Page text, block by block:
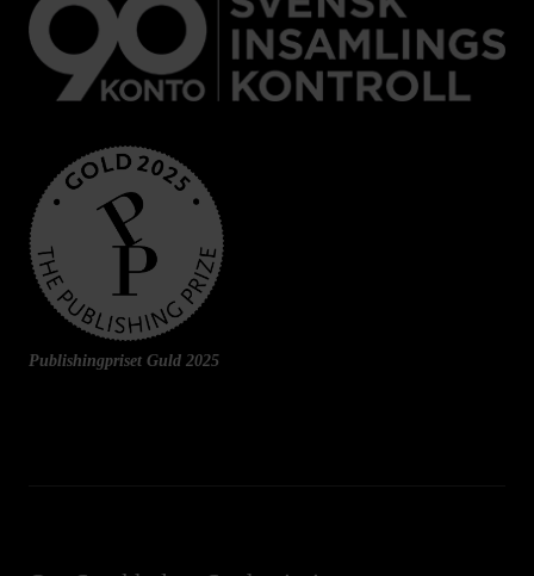
Publishingpriset Guld 2025